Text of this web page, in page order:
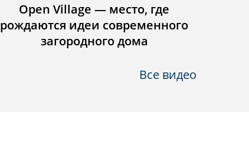
Open Village — место, где
рождаются идеи современного
загородного дома
Все видео